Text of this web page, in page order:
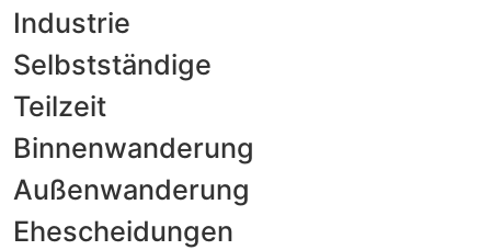
Industrie
Selbstständige
Teilzeit
Binnenwanderung
Außenwanderung
Ehescheidungen